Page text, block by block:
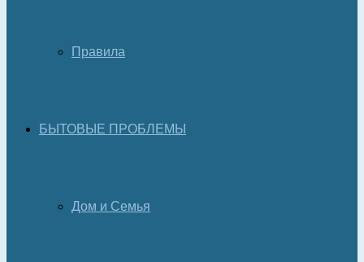
Правила
БЫТОВЫЕ ПРОБЛЕМЫ
Дом и Семья